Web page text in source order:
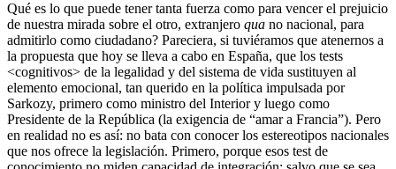
Qué es lo que puede tener tanta fuerza como para vencer el prejuicio
de nuestra mirada sobre el otro, extranjero qua no nacional, para
admitirlo como ciudadano? Pareciera, si tuviéramos que atenernos a
la propuesta que hoy se lleva a cabo en España, que los tests
<cognitivos> de la legalidad y del sistema de vida sustituyen al
elemento emocional, tan querido en la política impulsada por
Sarkozy, primero como ministro del Interior y luego como
Presidente de la República (la exigencia de “amar a Francia”). Pero
en realidad no es así: no bata con conocer los estereotipos nacionales
que nos ofrece la legislación. Primero, porque esos test de